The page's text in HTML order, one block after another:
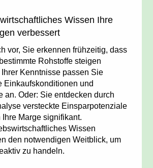
Wissen Ihre
verbessert
vor, Sie erkennen frühzeitig, dass
Rohstoffe steigen
Kenntnisse passen Sie
Einkaufskonditionen und
an. Oder: Sie entdecken durch
versteckte Einsparpotenziale
Marge signifikant.
Wissen
den notwendigen Weitblick, um
zu handeln.